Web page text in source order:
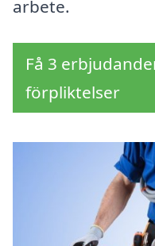
arbete.
Få 3
förpliktelser